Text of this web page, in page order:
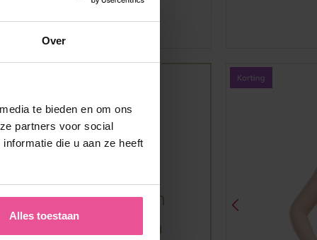
Over
te bieden en om ons
partners voor social
die u aan ze heeft
Alles toestaan
Op voorraad
meeste plastisch
chirurgen adviseren